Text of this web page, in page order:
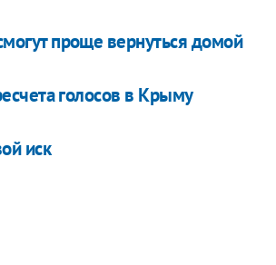
проще вернуться домой
голосов в Крыму
иск